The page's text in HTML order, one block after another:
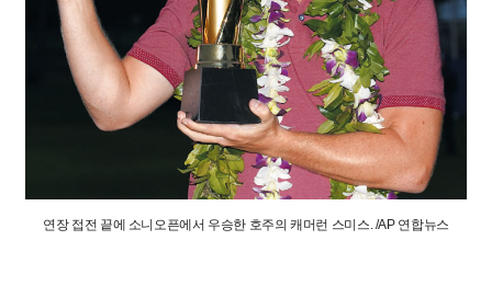
연장 접전 끝에 소니오픈에서 우승한 호주의 캐머런 스미스. /AP 연합뉴스